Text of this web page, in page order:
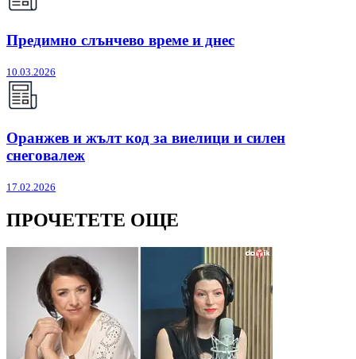
Предимно слънчево време и днес
10.03.2026
Оранжев и жълт код за виелици и силен
снеговалеж
17.02.2026
ПРОЧЕТЕТЕ ОЩЕ